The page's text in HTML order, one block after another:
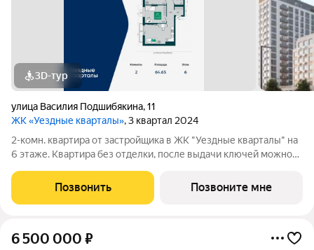
3D-тур
улица Василия Подшибякина,11
ЖК «Уездные кварталы», 3 квартал 2024
2-комн. квартира от застройщика в ЖК "Уездные кварталы" на
6 этаже. Квартира без отделки, после выдачи ключей можно
площадь просторной кухни-столовой: 20.08 кв.м. Квартира
угловая,
Позвонить Позвоните мне
6 500 000 ₽